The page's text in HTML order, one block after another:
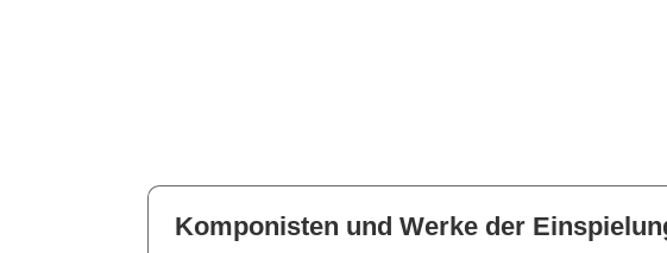
Komponisten und Werke der